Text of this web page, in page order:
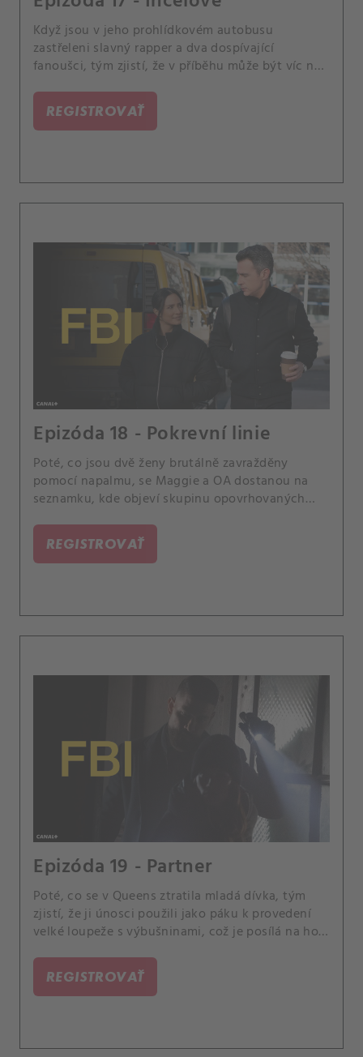
Když jsou v jeho prohlídkovém autobusu
zastřeleni slavný rapper a dva dospívající
fanoušci, tým zjistí, že v příběhu může být víc než
dosáhne významného milníku, kvůli kterému
uvažuje o své budoucnosti v agentuře.
REGISTROVAŤ
Epizóda 18 - Pokrevní linie
Poté, co jsou dvě ženy brutálně zavražděny
pomocí napalmu, se Maggie a OA dostanou na
seznamku, kde objeví skupinu opovrhovaných
odmítají.
REGISTROVAŤ
Epizóda 19 - Partner
Poté, co se v Queens ztratila mladá dívka, tým
zjistí, že ji únosci použili jako páku k provedení
velké loupeže s výbušninami, což je posílá na hon
mezitím začnou pracovat na svých základech jako
partneři.
REGISTROVAŤ